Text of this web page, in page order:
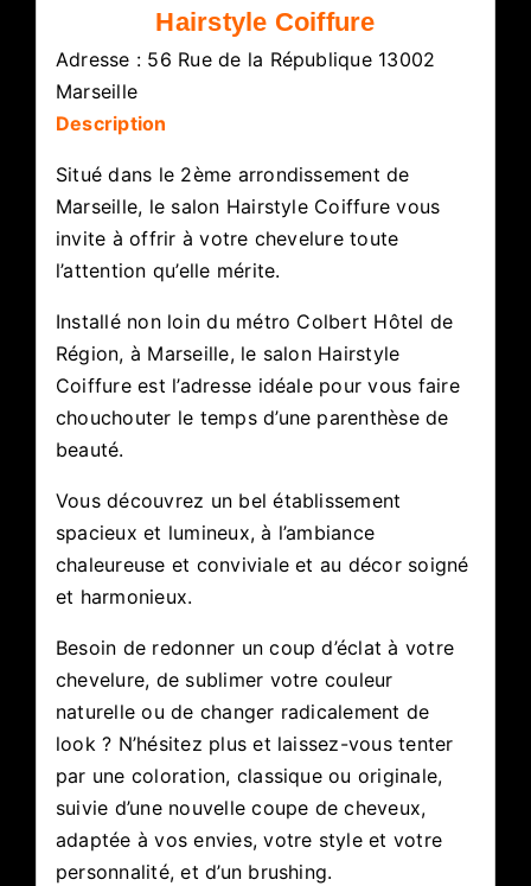
Hairstyle Coiffure
Adresse : 56 Rue de la République 13002
Marseille
Description
Situé dans le 2ème arrondissement de
Marseille, le salon Hairstyle Coiffure vous
invite à offrir à votre chevelure toute
l’attention qu’elle mérite.
Installé non loin du métro Colbert Hôtel de
Région, à Marseille, le salon Hairstyle
Coiffure est l’adresse idéale pour vous faire
chouchouter le temps d’une parenthèse de
beauté.
Vous découvrez un bel établissement
spacieux et lumineux, à l’ambiance
chaleureuse et conviviale et au décor soigné
et harmonieux.
Besoin de redonner un coup d’éclat à votre
chevelure, de sublimer votre couleur
naturelle ou de changer radicalement de
look ? N’hésitez plus et laissez-vous tenter
par une coloration, classique ou originale,
suivie d’une nouvelle coupe de cheveux,
adaptée à vos envies, votre style et votre
personnalité, et d’un brushing.